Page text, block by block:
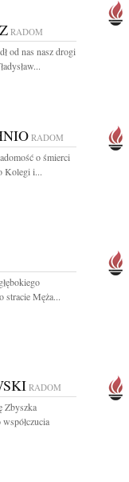
RADOM
od nas nasz drogi
RADOM
o śmierci
Kolegi i...
stracie Męża...
RADOM
Zbyszka